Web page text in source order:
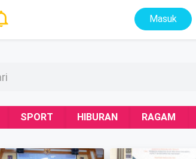
Masuk
SPORT HIBURAN RAGAM